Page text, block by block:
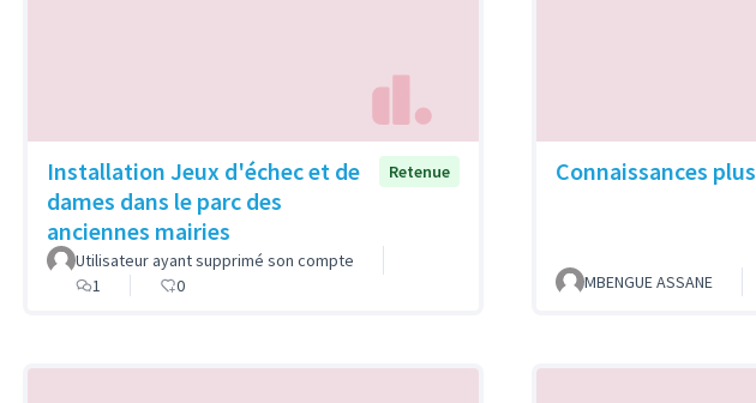
Installation Jeux d'échec et de
dames dans le parc des
anciennes mairies
Retenue
Utilisateur ayant supprimé son compte
1
0
Connaissances plus
MBENGUE ASSANE